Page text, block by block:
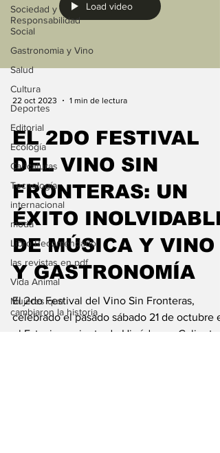
Sociedad y
Responsabilidad
Social
Gastronomia y Vino
Salud
Cultura
Deportes
Editorial
Ecología
Caricaturas
Tecnología
internacional
moda
Libro Recomendado
las revistas en pdf
Vida Animal
Mujeres que
cambiaron la historia
Load video
22 oct 2023 1 min de lectura
EL 2DO FESTIVAL
DEL VINO SIN
FRONTERAS: UN
ÉXITO INOLVIDABLE
DE MÚSICA Y VINO
Y GASTRONOMÍA
El 2do Festival del Vino Sin Fronteras,
celebrado el pasado sábado 21 de octubre
el Estacionamiento de Hipódromo Caliente,